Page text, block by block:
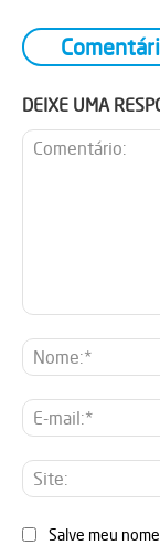
DEIXE UMA
Salve meu